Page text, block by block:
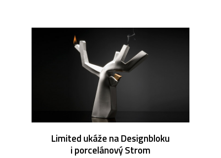
Limited ukáže na Designbloku
i porcelánový Strom